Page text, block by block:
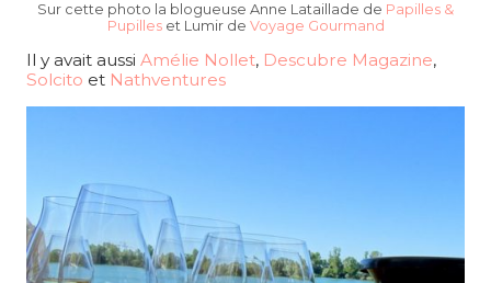
Sur cette photo la blogueuse Anne Lataillade de Papilles &
Pupilles et Lumir de Voyage Gourmand
Il y avait aussi Amélie Nollet, Descubre Magazine,
Solcito et Nathventures